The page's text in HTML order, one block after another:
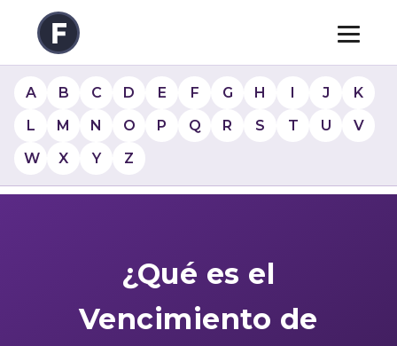
A B C D E F G H I J
K
L
M N O P Q R S T U
V
W
X Y Z
¿Qué es el
Vencimiento de